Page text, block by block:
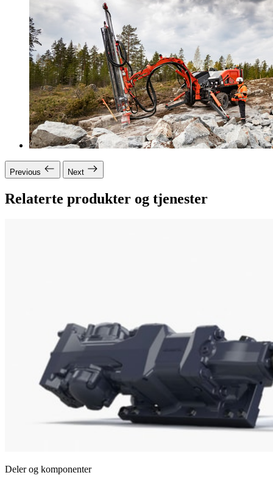
Previous Next
Relaterte produkter og tjenester
Deler og komponenter